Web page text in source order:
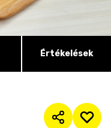
Értékelések